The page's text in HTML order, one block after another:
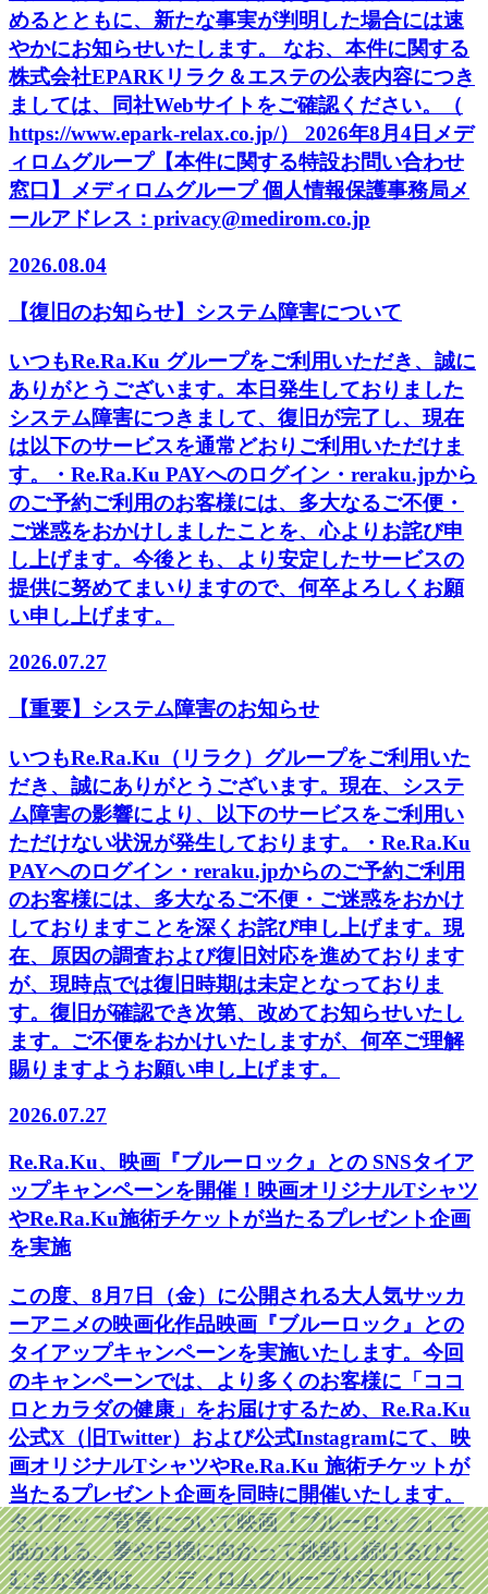
めるとともに、新たな事実が判明した場合には速
やかにお知らせいたします。 なお、本件に関する
株式会社EPARKリラク＆エステの公表内容につき
ましては、同社Webサイトをご確認ください。（
https://www.epark-relax.co.jp/） 2026年8月4日メデ
ィロムグループ【本件に関する特設お問い合わせ
窓口】メディロムグループ 個人情報保護事務局メ
ールアドレス：privacy@medirom.co.jp
2026.08.04
【復旧のお知らせ】システム障害について
いつもRe.Ra.Ku グループをご利用いただき、誠に
ありがとうございます。本日発生しておりました
システム障害につきまして、復旧が完了し、現在
は以下のサービスを通常どおりご利用いただけま
す。・Re.Ra.Ku PAYへのログイン・reraku.jpから
のご予約ご利用のお客様には、多大なるご不便・
ご迷惑をおかけしましたことを、心よりお詫び申
し上げます。今後とも、より安定したサービスの
提供に努めてまいりますので、何卒よろしくお願
い申し上げます。
2026.07.27
【重要】システム障害のお知らせ
いつもRe.Ra.Ku（リラク）グループをご利用いた
だき、誠にありがとうございます。現在、システ
ム障害の影響により、以下のサービスをご利用い
ただけない状況が発生しております。・Re.Ra.Ku
PAYへのログイン・reraku.jpからのご予約ご利用
のお客様には、多大なるご不便・ご迷惑をおかけ
しておりますことを深くお詫び申し上げます。現
在、原因の調査および復旧対応を進めております
が、現時点では復旧時期は未定となっておりま
す。復旧が確認でき次第、改めてお知らせいたし
ます。ご不便をおかけいたしますが、何卒ご理解
賜りますようお願い申し上げます。
2026.07.27
Re.Ra.Ku、映画『ブルーロック』との SNSタイア
ップキャンペーンを開催！映画オリジナルTシャツ
やRe.Ra.Ku施術チケットが当たるプレゼント企画
を実施
この度、8月7日（金）に公開される大人気サッカ
ーアニメの映画化作品映画『ブルーロック』との
タイアップキャンペーンを実施いたします。今回
のキャンペーンでは、より多くのお客様に「ココ
ロとカラダの健康」をお届けするため、Re.Ra.Ku
公式X（旧Twitter）および公式Instagramにて、映
画オリジナルTシャツやRe.Ra.Ku 施術チケットが
当たるプレゼント企画を同時に開催いたします。
タイアップ背景について映画『ブルーロック』で
描かれる、夢や目標に向かって挑戦し続けるひた
むきな姿勢は、メディロムグループが大切にして